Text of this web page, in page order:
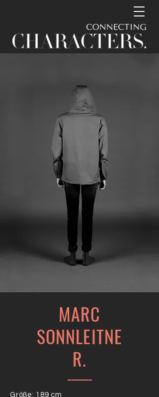
MARC
SONNLEITNE
R.
Größe: 189 cm